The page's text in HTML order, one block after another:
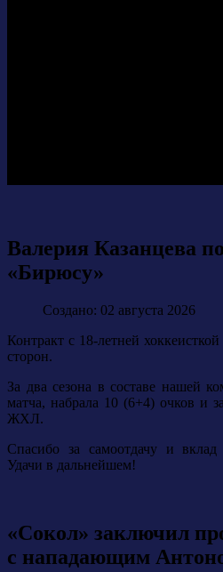
Валерия Казанцева
«Бирюсу»
Создано: 02 августа 2026
Контракт с 18-летней
сторон.
За два сезона в составе нашей
матча, набрала 10 (6+4) очков и
ЖХЛ.
Спасибо за самоотдачу и
Удачи в дальнейшем!
«Сокол» заключил
с нападающим